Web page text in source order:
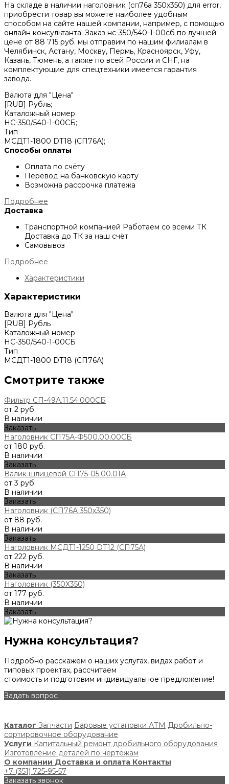
На складе в наличии наголовник (сп76а 350х350) для error,
приобрести товар вы можете наиболее удобным
способом на сайте нашей компании, например, с помощью
онлайн консультанта. Заказ нс-350/540-1-00сб по лучшей
цене от 88 715 руб. мы отправим по нашим филиалам в
Челябинск, Астану, Москву, Пермь, Красноярск, Уфу,
Казань, Тюмень, а также по всей России и СНГ, на
комплектующие для спецтехники имеется гарантия
завода.
Валюта для "Цена"
[RUB] Рубль;
Каталожный номер
НС-350/540-1-00СБ;
Тип
МСДТ1-1800 DT18 (СП76А);
Способы оплаты
Оплата по счёту
Перевод на банковскую карту
Возможна рассрочка платежа
Подробнее
Доставка
Транспортной компанией Работаем со всеми ТК
Доставка до ТК за наш счёт
Самовывоз
Подробнее
Характеристики
Характеристики
Валюта для "Цена"
[RUB] Рубль
Каталожный номер
НС-350/540-1-00СБ
Тип
МСДТ1-1800 DT18 (СП76А)
Смотрите также
Фильтр СП-49А.11.54.000СБ
от 2 руб.
В наличии
Заказать
Наголовник СП75А-Ф500.00.00СБ
от 180 руб.
В наличии
Заказать
Валик шлицевой СП75-05.00.01А
от 3 руб.
В наличии
Заказать
Наголовник (СП76А 350х350)
от 88 руб.
В наличии
Заказать
Наголовник МСДТ1-1250 DT12 (СП75А)
от 222 руб.
В наличии
Заказать
Наголовник (350Х350)
от 177 руб.
В наличии
Заказать
Нужна консультация?
Подробно расскажем о наших услугах, видах работ и
типовых проектах, рассчитаем
стоимость и подготовим индивидуальное предложение!
Задать вопрос
Каталог Запчасти Баровые установки АТМ Дробильно-
сортировочное оборудование
Услуги Капитальный ремонт дробильного оборудования
Изготовление деталей по чертежам
О компании Доставка и оплата Контакты
+7 (351) 725-95-57
Заказать звонок